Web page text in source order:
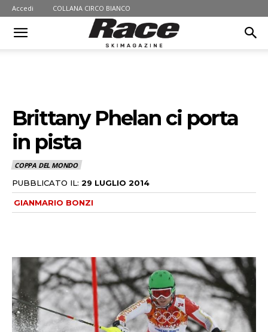
Accedi COLLANA CIRCO BIANCO
Brittany Phelan ci porta
in pista
COPPA DEL MONDO
PUBBLICATO IL: 29 LUGLIO 2014
GIANMARIO BONZI